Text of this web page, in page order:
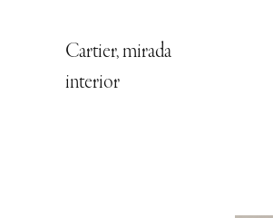
Cartier, mirada
interior